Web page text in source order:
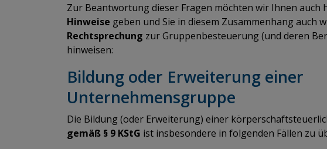
Zur Beantwortung dieser Fragen möchten wir Ihnen auch
Hinweise geben und Sie in diesem Zusammenhang auch
Rechtsprechung zur Gruppenbesteuerung (und deren
hinweisen:
Bildung oder Erweiterung einer
Unternehmensgruppe
Die Bildung (oder Erweiterung) einer
gemäß § 9 KStG ist insbesondere in folgenden Fällen zu